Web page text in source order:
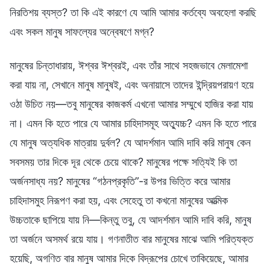
নিরতিশয় ব্যস্ত? তা কি এই কারণে যে আমি আমার কর্তব্যে অবহেলা করছি
এবং সকল মানুষ সাফল্যের অন্বেষণে মগ্ন?
মানুষের চিন্তাধারায়, ঈশ্বর ঈশ্বরই, এবং তাঁর সাথে সহজভাবে মেলামেশা
করা যায় না, সেখানে মানুষ মানুষই, এবং অনায়াসে তাদের ইন্দ্রিয়পরায়ণ হয়ে
ওঠা উচিত নয়—তবু মানুষের কাজকর্ম এখনো আমার সম্মুখে হাজির করা যায়
না। এমন কি হতে পারে যে আমার চাহিদাসমূহ অত্যুচ্চ? এমন কি হতে পারে
যে মানুষ অত্যধিক মাত্রায় দুর্বল? যে আদর্শমান আমি দাবি করি মানুষ কেন
সবসময় তার দিকে দূর থেকে চেয়ে থাকে? মানুষের পক্ষে সত্যিই কি তা
অর্জনসাধ্য নয়? মানুষের “গঠনপ্রকৃতি”-র উপর ভিত্তি করে আমার
চাহিদাসমুহ নিরূপণ করা হয়, এবং সেহেতু তা কখনো মানুষের আত্মিক
উচ্চতাকে ছাপিয়ে যায় নি—কিন্তু তবু, যে আদর্শমান আমি দাবি করি, মানুষ
তা অর্জনে অসমর্থ রয়ে যায়। গণনাতীত বার মানুষের মাঝে আমি পরিত্যক্ত
হয়েছি, অগণিত বার মানুষ আমার দিকে বিদ্রূপের চোখে তাকিয়েছে, আমার